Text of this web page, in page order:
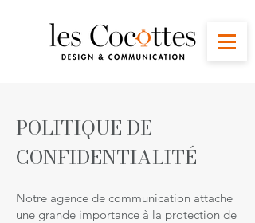
POLITIQUE DE
CONFIDENTIALITÉ
Notre agence de communication attache
une grande importance à la protection de